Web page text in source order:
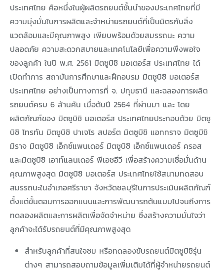
ประเทศไทย คือหนึ่งในผู้ผลิตรถยนต์ชั้นนำของประเทศไทยที่มี
ความมุ่งมั่นในการผลิตและจำหน่ายรถยนต์ที่เป็นมิตรกับสิ่ง
แวดล้อมและมีคุณภาพสูง เพียบพร้อมด้วยสมรรถนะ ความ
ปลอดภัย ความสะดวกสบายและเทคโนโลยีเพื่อความพึงพอใจ
ของลูกค้า ในปี พ.ศ. 2561 มิตซูบิชิ มอเตอร์ส ประเทศไทย ได้
เปิดทำการ สถาบันการศึกษาและฝึกอบรม มิตซูบิชิ มอเตอร์ส
ประเทศไทย อย่างเป็นทางการที่ จ. ปทุมธานี และฉลองการผลิต
รถยนต์ครบ 6 ล้านคัน เมื่อต้นปี 2564 ที่ผ่านมา และ โดย
ผลิตภัณฑ์ของ มิตซูบิชิ มอเตอร์ส ประเทศไทยประกอบด้วย มิตซู
บิชิ ไทรทัน มิตซูบิชิ ปาเจโร สปอร์ต มิตซูบิชิ แอททราจ มิตซูบิชิ
มิราจ มิตซูบิชิ เอ็กซ์แพนเดอร์ มิตซูบิชิ เอ็กซ์แพนเดอร์ ครอส
และมิตซูบิชิ เอาท์แลนเดอร์ พีเอชอีวี เพื่อสร้างความเชื่อมั่นด้าน
คุณภาพสูงสุด มิตซูบิชิ มอเตอร์ส ประเทศไทยใช้สนามทดสอบ
สมรรถนะในอำเภอศรีราชา จังหวัดชลบุรีในการประเมินผลิตภัณฑ์
ตั้งแต่ขั้นตอนการออกแบบและการพัฒนารถต้นแบบไปจนถึงการ
ทดลองผลิตและการผลิตเพื่อจัดจำหน่าย ซึ่งสร้างความมั่นใจว่า
ลูกค้าจะได้รับรถยนต์ที่มีคุณภาพสูงสุด
สำหรับลูกค้าที่สนใจชม หรือทดลองขับรถยนต์มิตซูบิชิรุ่น
ต่างๆ สามารถสอบถามข้อมูลเพิ่มเติมได้ที่ผู้จำหน่ายรถยนต์